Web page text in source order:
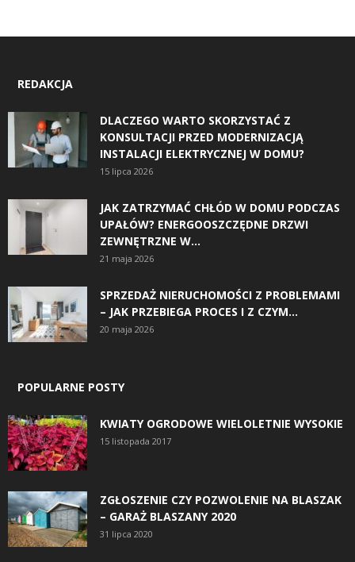
REDAKCJA
DLACZEGO WARTO SKORZYSTAĆ Z
KONSULTACJI PRZED MODERNIZACJĄ
INSTALACJI ELEKTRYCZNEJ W DOMU?
15 lipca 2026
JAK ZATRZYMAĆ CHŁÓD W DOMU PODCZAS
UPAŁÓW? ENERGOOSZCZĘDNE DRZWI
ZEWNĘTRZNE W...
21 maja 2026
SPRZEDAŻ NIERUCHOMOŚCI Z PROBLEMAMI
– JAK PRZEBIEGA PROCES I Z CZYM...
20 maja 2026
POPULARNE POSTY
KWIATY OGRODOWE WIELOLETNIE WYSOKIE
15 listopada 2017
ZGŁOSZENIE CZY POZWOLENIE NA BLASZAK
– GARAŻ BLASZANY 2020
31 lipca 2020